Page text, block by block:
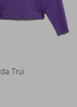
Trui